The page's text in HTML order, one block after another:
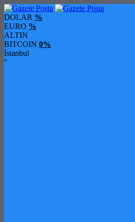
DOLAR %
EURO %
ALTIN
BITCOIN 0%
İstanbul
°